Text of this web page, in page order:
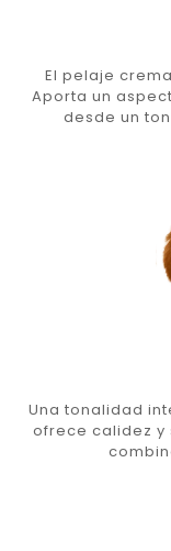
El pelaje
Aporta un
desde un
Una tonalidad
ofrece calidez y